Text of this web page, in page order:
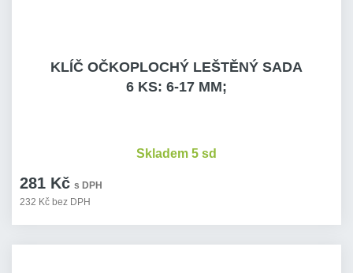
KLÍČ OČKOPLOCHÝ LEŠTĚNÝ SADA
6 KS: 6-17 MM;
281 Kč s DPH
232 Kč bez DPH
Skladem 5 sd